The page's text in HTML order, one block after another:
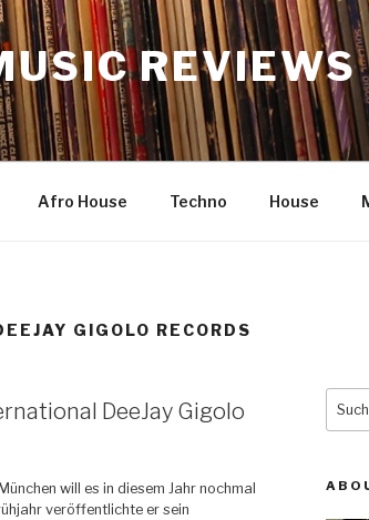
REVIEWS
Afro House Techno House
GIGOLO RECORDS
DeeJay Gigolo
will es in diesem Jahr nochmal
veröffentlichte er sein
Suche